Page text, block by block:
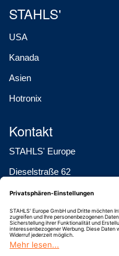
STAHLS'
USA
Kanada
Asien
Hotronix
Kontakt
STAHLS' Europe
Dieselstraße 62
D-66763 Dillingen
Tel.: +49 (0) 68 31 / 97 33 0
FAX: +49 (0) 68 31 / 97 33 45